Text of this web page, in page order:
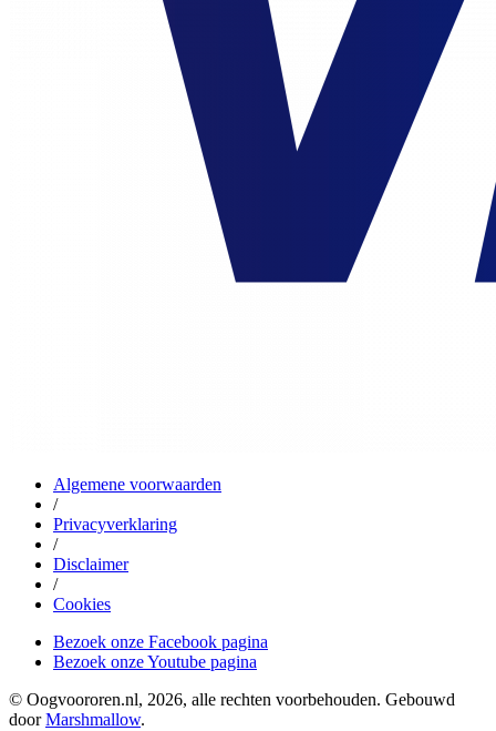
Algemene voorwaarden
/
Privacyverklaring
/
Disclaimer
/
Cookies
Bezoek onze Facebook pagina
Bezoek onze Youtube pagina
© Oogvoororen.nl, 2026, alle rechten voorbehouden. Gebouwd
doorMarshmallow.